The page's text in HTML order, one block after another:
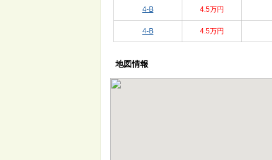
4-B 4.5万円
4-B 4.5万円
地図情報